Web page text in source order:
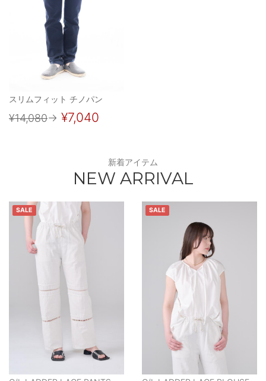
スリムフィット チノパン
¥14,080→ ¥7,040
新着アイテム
NEW ARRIVAL
SALE SALE